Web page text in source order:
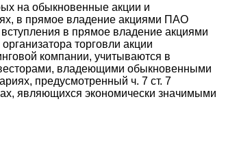
на обыкновенные акции и
в прямое владение акциями ПАО
в прямое владение акциями
торговли акции
компании, учитываются в
владеющими обыкновенными
предусмотренный ч. 7 ст. 7
являющихся экономически значимыми